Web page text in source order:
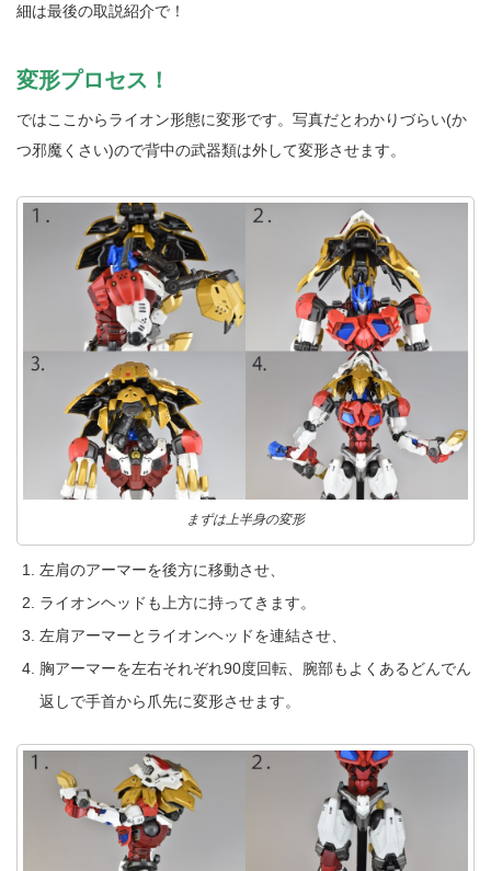
細は最後の取説紹介で！
変形プロセス！
ではここからライオン形態に変形です。写真だとわかりづらい(か
つ邪魔くさい)ので背中の武器類は外して変形させます。
まずは上半身の変形
左肩のアーマーを後方に移動させ、
ライオンヘッドも上方に持ってきます。
左肩アーマーとライオンヘッドを連結させ、
胸アーマーを左右それぞれ90度回転、腕部もよくあるどんでん
返しで手首から爪先に変形させます。